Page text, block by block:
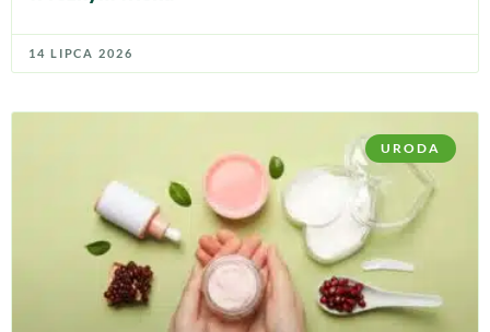
14 LIPCA 2026
URODA